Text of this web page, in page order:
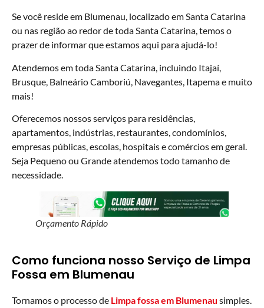
Se você reside em Blumenau, localizado em Santa Catarina
ou nas região ao redor de toda Santa Catarina, temos o
prazer de informar que estamos aqui para ajudá-lo!
Atendemos em toda Santa Catarina, incluindo Itajaí,
Brusque, Balneário Camboriú, Navegantes, Itapema e muito
mais!
Oferecemos nossos serviços para residências,
apartamentos, indústrias, restaurantes, condomínios,
empresas públicas, escolas, hospitais e comércios em geral.
Seja Pequeno ou Grande atendemos todo tamanho de
necessidade.
Orçamento Rápido
Como funciona nosso Serviço de Limpa
Fossa em Blumenau
Tornamos o processo de Limpa fossa em Blumenau simples.